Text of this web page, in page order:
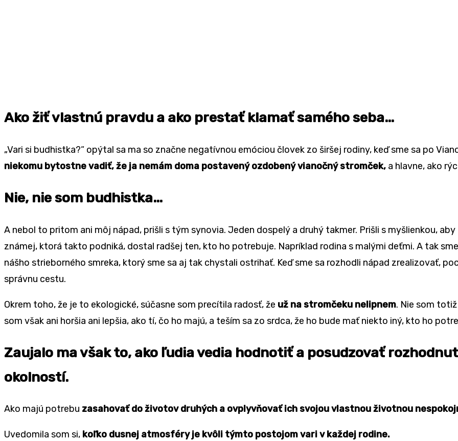
Ako žiť vlastnú pravdu a ako prestať klamať samého seba…
„Vari si budhistka?“ opýtal sa ma so značne negatívnou emóciou človek zo širšej rodiny, keď sme sa po
niekomu bytostne vadiť, že ja nemám doma postavený ozdobený vianočný stromček, a hlavne, ako
Nie, nie som budhistka…
A nebol to pritom ani môj nápad, prišli s tým synovia. Jeden dospelý a druhý takmer. Prišli s myšlienkou,
známej, ktorá takto podniká, dostal radšej ten, kto ho potrebuje. Napríklad rodina s malými deťmi. A tak
nášho strieborného smreka, ktorý sme sa aj tak chystali ostrihať. Keď sme sa rozhodli nápad zrealizovať,
správnu cestu.
Okrem toho, že je to ekologické, súčasne som precítila radosť, že už na stromčeku nelipnem. Nie som
som však ani horšia ani lepšia, ako tí, čo ho majú, a teším sa zo srdca, že ho bude mať niekto iný, kto ho
Zaujalo ma však to, ako ľudia vedia hodnotiť a posudzovať
okolností.
Ako majú potrebu zasahovať do životov druhých a ovplyvňovať ich svojou vlastnou životnou
Uvedomila som si, koľko dusnej atmosféry je kvôli týmto postojom vari v každej rodine.